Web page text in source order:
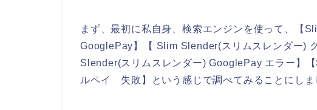
まず、最初に私自身、検索エンジンを使って、【
GooglePay】【 Slim Slender(スリムスレンダー)
Slender(スリムスレンダー) GooglePay エラー】
ルペイ 失敗】という感じで調べてみることにしま